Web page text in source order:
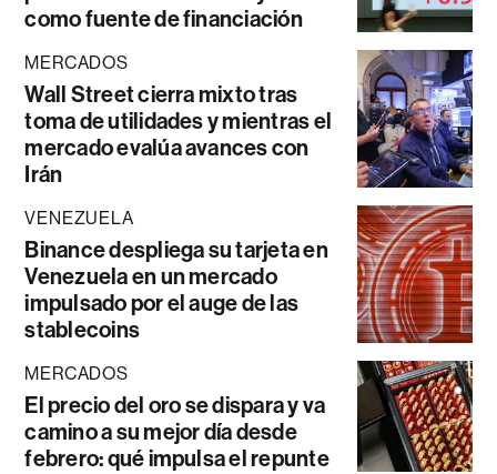
como fuente de financiación
MERCADOS
Wall Street cierra mixto tras
toma de utilidades y mientras el
mercado evalúa avances con
Irán
VENEZUELA
Binance despliega su tarjeta en
Venezuela en un mercado
impulsado por el auge de las
stablecoins
MERCADOS
El precio del oro se dispara y va
camino a su mejor día desde
febrero: qué impulsa el repunte